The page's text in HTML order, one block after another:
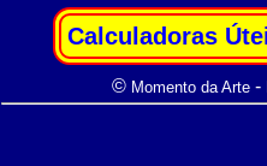
© Momento da Arte-